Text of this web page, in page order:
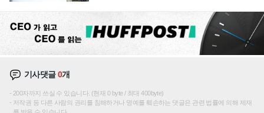
기사댓글0개
200자까지 쓰실 수 있습니다. (현재 0 byte / 최대 400byte)
저작권 등 다른 사람의 권리를 침해하거나 명예를 훼손하는 댓글은 관련 법률에 의해 제재